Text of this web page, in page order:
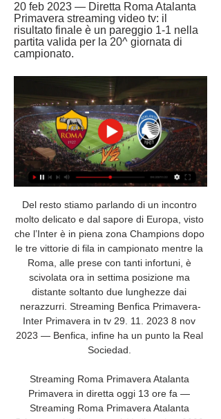
20 feb 2023 — Diretta Roma Atalanta
Primavera streaming video tv: il
risultato finale è un pareggio 1-1 nella
partita valida per la 20^ giornata di
campionato.
Del resto stiamo parlando di un incontro
molto delicato e dal sapore di Europa, visto
che l’Inter è in piena zona Champions dopo
le tre vittorie di fila in campionato mentre la
Roma, alle prese con tanti infortuni, è
scivolata ora in settima posizione ma
distante soltanto due lunghezze dai
nerazzurri. Streaming Benfica Primavera-
Inter Primavera in tv 29. 11. 2023 8 nov
2023 — Benfica, infine ha un punto la Real
Sociedad.
Streaming Roma Primavera Atalanta
Primavera in diretta oggi 13 ore fa —
Streaming Roma Primavera Atalanta